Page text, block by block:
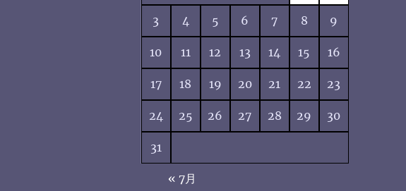
3 4 5 6 7 8 9
10 11 12 13 14 15 16
17 18 19 20 21 22 23
24 25 26 27 28 29 30
31
« 7月